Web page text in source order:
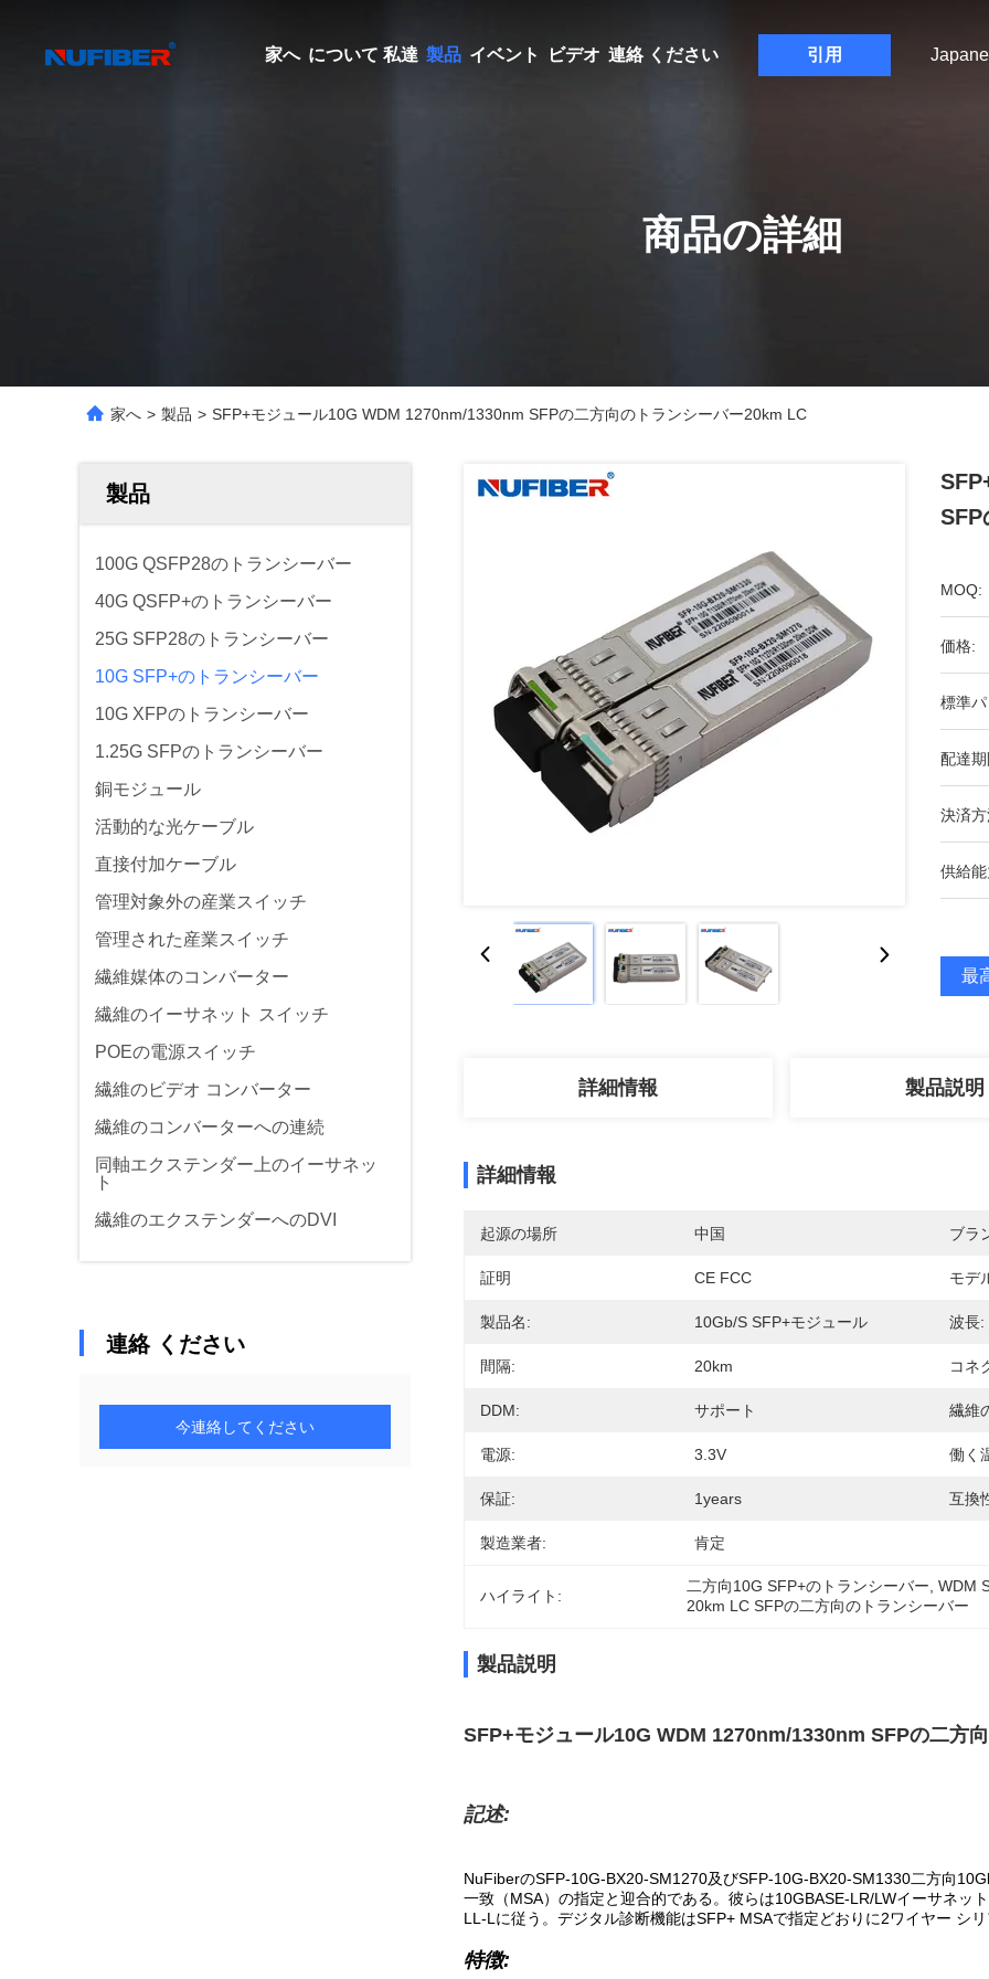
家へ について 私達 製品 イベント ビデオ 連絡 ください 引用
商品の詳細
家へ > 製品 > SFP+モジュール10G WDM 1270nm/1330nm SFPの二方向のトランシーバー20km LC
製品
100G QSFP28のトランシーバー
40G QSFP+のトランシーバー
25G SFP28のトランシーバー
10G SFP+のトランシーバー
10G XFPのトランシーバー
1.25G SFPのトランシーバー
銅モジュール
活動的な光ケーブル
直接付加ケーブル
管理対象外の産業スイッチ
管理された産業スイッチ
繊維媒体のコンバーター
繊維のイーサネット スイッチ
POEの電源スイッチ
繊維のビデオ コンバーター
繊維のコンバーターへの連続
同軸エクステンダー上のイーサネッ
ト
繊維のエクステンダーへのDVI
連絡 ください
今連絡してください
SFP
MOQ:
価格:
標準
配達
決済
供給
最
詳細情報 製品説明
詳細情報
起源の場所 中国 ブラ
証明 CE FCC モデ
製品名: 10Gb/s SFP+モジュール 波長:
間隔: 20km コネ
DDM: サポート 繊維
電源: 3.3V 働く
保証: 1years 互換
製造業者: 肯定
ハイライト:
二方向10G SFP+のトランシーバー , WDM
20km LC SFPの二方向のトランシーバー
製品説明
SFP+モジュール10G WDM 1270nm/1330nm SFPの二方
記述:
NuFiberのSFP-10G-BX20-SM1270及びSFP-10G-BX20-SM1330二方向
一致（MSA）の指定と迎合的である。彼らは10GBASE-LR/LWイーサネッ
LL-Lに従う。デジタル診断機能はSFP+ MSAで指定どおりに2ワイヤー シ
特徴: